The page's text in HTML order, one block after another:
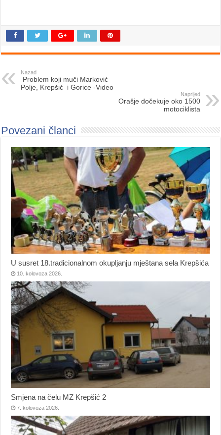
Nazad
Problem koji muči Marković
Polje, Krepšić i Gorice -Video
Naprijed
Orašje dočekuje oko 1500
motociklista
Povezani članci
U susret 18.tradicionalnom okupljanju mještana sela Krepšića
10. kolovoza 2026.
Smjena na čelu MZ Krepšić 2
7. kolovoza 2026.